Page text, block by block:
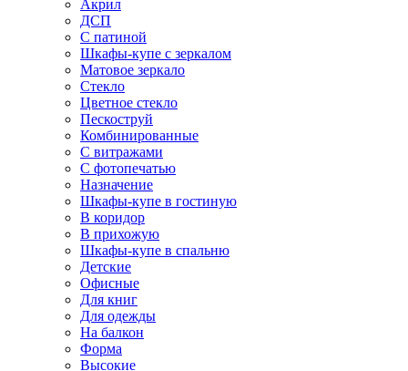
Акрил
ДСП
С патиной
Шкафы-купе с зеркалом
Матовое зеркало
Стекло
Цветное стекло
Пескоструй
Комбинированные
С витражами
С фотопечатью
Назначение
Шкафы-купе в гостиную
В коридор
В прихожую
Шкафы-купе в спальню
Детские
Офисные
Для книг
Для одежды
На балкон
Форма
Высокие